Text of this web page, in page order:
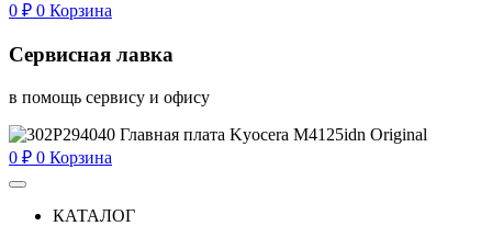
0 ₽ 0 Корзина
Сервисная лавка
в помощь сервису и офису
0 ₽ 0 Корзина
КАТАЛОГ